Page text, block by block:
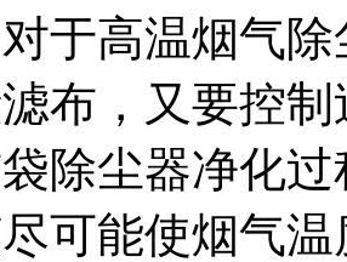
于高温烟气
布，又要控
除尘器净化
可能使烟气